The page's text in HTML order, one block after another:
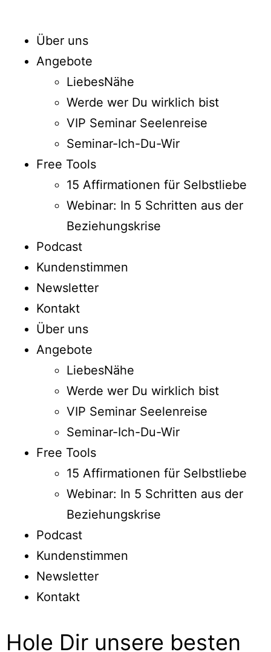
Über uns
Angebote
LiebesNähe
Werde wer Du wirklich bist
VIP Seminar Seelenreise
Seminar-Ich-Du-Wir
Free Tools
15 Affirmationen für Selbstliebe
Webinar: In 5 Schritten aus der
Beziehungskrise
Podcast
Kundenstimmen
Newsletter
Kontakt
Über uns
Angebote
LiebesNähe
Werde wer Du wirklich bist
VIP Seminar Seelenreise
Seminar-Ich-Du-Wir
Free Tools
15 Affirmationen für Selbstliebe
Webinar: In 5 Schritten aus der
Beziehungskrise
Podcast
Kundenstimmen
Newsletter
Kontakt
Hole Dir unsere besten